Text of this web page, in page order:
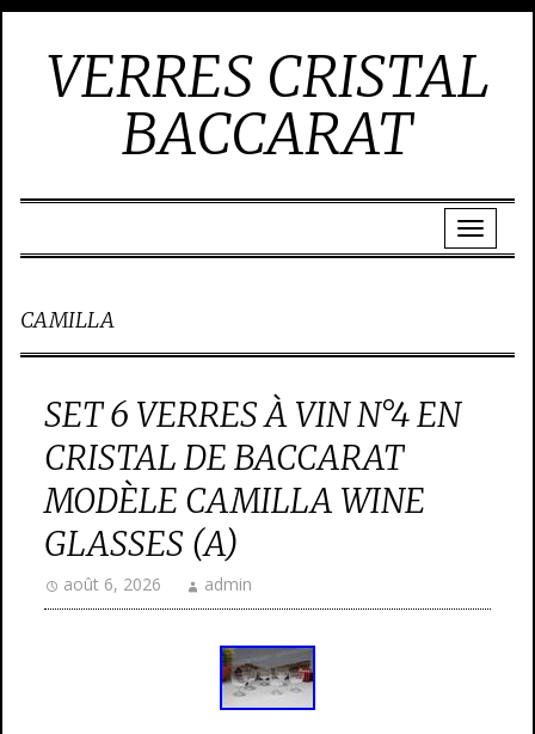
VERRES CRISTAL
BACCARAT
CAMILLA
SET 6 VERRES À VIN N°4 EN
CRISTAL DE BACCARAT
MODÈLE CAMILLA WINE
GLASSES (A)
août 6, 2026 admin